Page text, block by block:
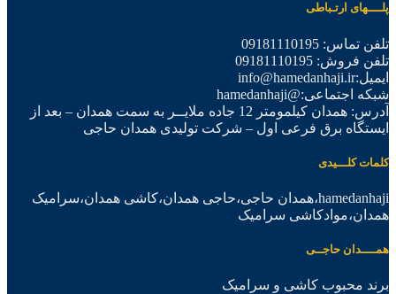
پلــــهای ارتـباطی
تلفن تماس: 09181110195
تلفن فروش: 09181110195
ایمیل:info@hamedanhaji.ir
شبکه اجتماعی:@hamedanhaji
آدرس: همدان کیلمومتر 12 جاده ملایــر به سمت همدان – بعد از
ایستگاه برق فرعی اول – شرکت تولیدی همدان حاجی
کلمات کلـــیدی
hamedanhaji،همدان حاجی،حاجی همدان،کاشی همدان،سرامیک
همدان،موادکاشی سرامیک
همــــدان حاجــی
برند محبوب کاشی و سرامیک